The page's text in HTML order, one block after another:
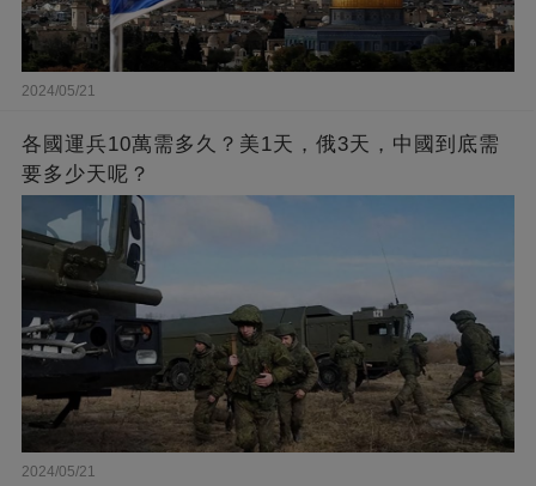
2024/05/21
各國運兵10萬需多久？美1天，俄3天，中國到底需
要多少天呢？
2024/05/21